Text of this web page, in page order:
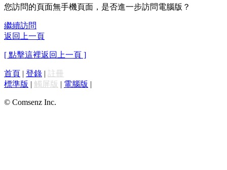
您訪問的頁面無手機頁面，是否進一步訪問電腦版？
繼續訪問
返回上一頁
[ 點擊這裡返回上一頁 ]
首頁 | 登錄 | 註冊
標準版 | 觸屏版 | 電腦版 |
© Comsenz Inc.